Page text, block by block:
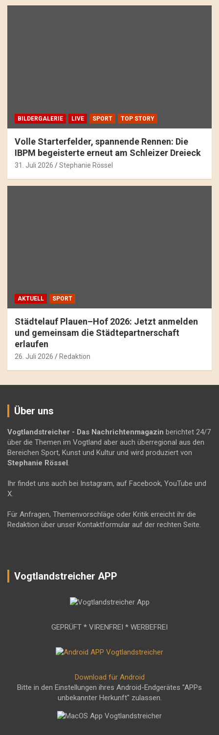
BILDERGALERIE LIVE SPORT TOP STORY
Volle Starterfelder, spannende Rennen: Die
IBPM begeisterte erneut am Schleizer Dreieck
31. Juli 2026 Stephanie Rössel
AKTUELL SPORT
Städtelauf Plauen–Hof 2026: Jetzt anmelden
und gemeinsam die Städtepartnerschaft
erlaufen
26. Juli 2026 Redaktion
Über uns
Vogtlandstreicher - Das Nachrichtenmagazin berichtet 24/7
über die Themen im Vogtland aber auch überregional aus den
Bereichen Sport, Kunst und Kultur und wird produziert von
Stephanie Rössel .
Ihr findet uns auch bei Instagram, auf Facebook, YouTube und
X.
Für Anfragen, Themenvorschläge oder Kritik erreicht ihr die
Redaktion über unser Kontaktformular auf der rechten Seite.
Vogtlandstreicher APP
GEPRÜFT * VIRENFREI * WERBEFREI
Download für Android
Bitte in den Einstellungen ihres Android-Endgerätes "APPs
unbekannter Herkunft" zulassen.